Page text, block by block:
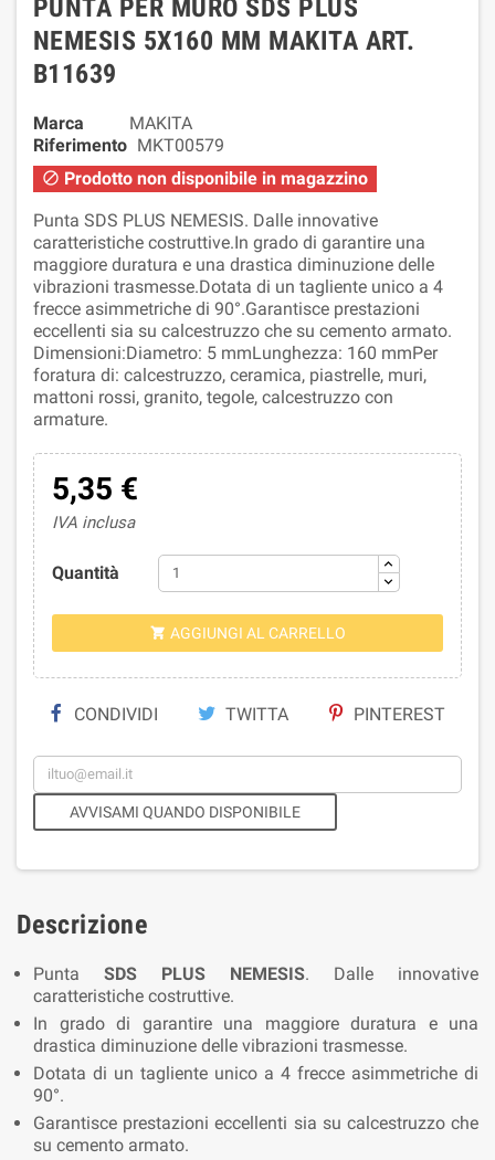
PUNTA PER MURO SDS PLUS
NEMESIS 5X160 MM MAKITA ART.
B11639
Marca
MAKITA
Riferimento MKT00579
 Prodotto non disponibile in magazzino
Punta SDS PLUS NEMESIS. Dalle innovative
caratteristiche costruttive.In grado di garantire una
maggiore duratura e una drastica diminuzione delle
vibrazioni trasmesse.Dotata di un tagliente unico a 4
frecce asimmetriche di 90°.Garantisce prestazioni
eccellenti sia su calcestruzzo che su cemento armato.
Dimensioni:Diametro: 5 mmLunghezza: 160 mmPer
foratura di: calcestruzzo, ceramica, piastrelle, muri,
mattoni rossi, granito, tegole, calcestruzzo con
armature.
5,35 €
IVA inclusa
Quantità
 AGGIUNGI AL CARRELLO
CONDIVIDI TWITTA PINTEREST
AVVISAMI QUANDO DISPONIBILE
Descrizione
Punta SDS PLUS NEMESIS. Dalle innovative
caratteristiche costruttive.
In grado di garantire una maggiore duratura e una
drastica diminuzione delle vibrazioni trasmesse.
Dotata di un tagliente unico a 4 frecce asimmetriche di
90°.
Garantisce prestazioni eccellenti sia su calcestruzzo che
su cemento armato.